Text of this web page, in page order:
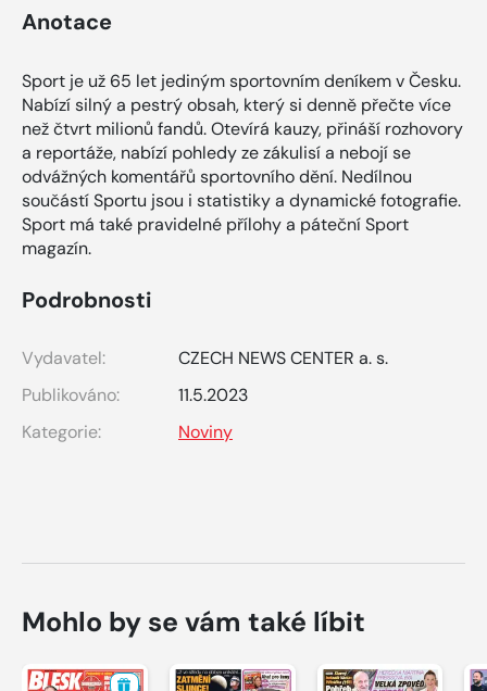
Anotace
Sport je už 65 let jediným sportovním deníkem v Česku.
Nabízí silný a pestrý obsah, který si denně přečte více
než čtvrt milionů fandů. Otevírá kauzy, přináší rozhovory
a reportáže, nabízí pohledy ze zákulisí a nebojí se
odvážných komentářů sportovního dění. Nedílnou
součástí Sportu jsou i statistiky a dynamické fotografie.
Sport má také pravidelné přílohy a páteční Sport
magazín.
Podrobnosti
Vydavatel:
CZECH NEWS CENTER a. s.
Publikováno:
11.5.2023
Kategorie:
Noviny
Mohlo by se vám také líbit